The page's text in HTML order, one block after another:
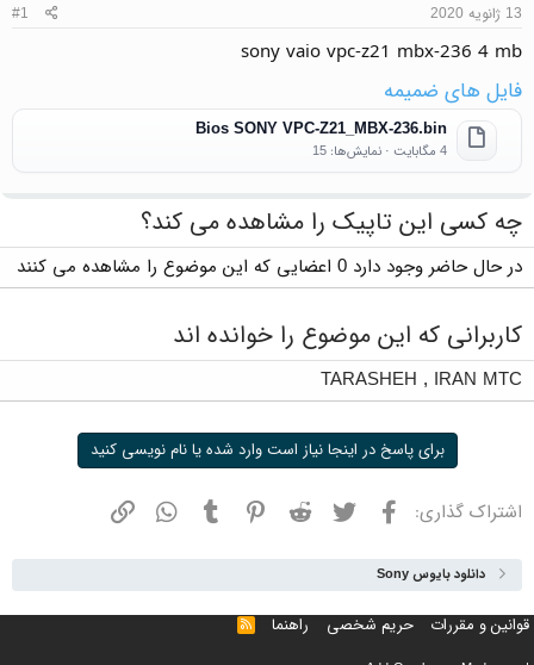
13 ژانویه 2020 #1
sony vaio vpc-z21 mbx-236 4 mb
فایل های ضمیمه
Bios SONY VPC-Z21_MBX-236.bin
4 مگابایت · نمایش‌ها: 15
چه کسی این تاپیک را مشاهده می کند؟
در حال حاضر وجود دارد 0 اعضایی که این موضوع را مشاهده می کنند
کاربرانی که این موضوع را خوانده اند
IRAN MTC
,
TARASHEH
برای پاسخ در اینجا نیاز است وارد شده یا نام نویسی کنید
اشتراک گذاری: فیسبوک توییتر ردیت پینترستتامبلر واتسپ
دانلود بایوس Sony
قوانین و مقررات حریم شخصی راهنما خوراک